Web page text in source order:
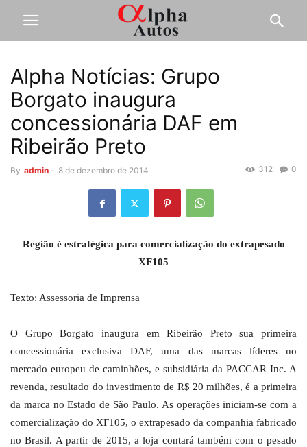
Alpha Notícias: Grupo
Borgato inaugura
concessionária DAF em
Ribeirão Preto
By admin - 8 de dezembro de 2014 0
312
Região é estratégica para comercialização do extrapesado
XF105
Texto: Assessoria de Imprensa
O Grupo Borgato inaugura em Ribeirão Preto sua primeira
concessionária exclusiva DAF, uma das marcas líderes no
mercado europeu de caminhões, e subsidiária da PACCAR Inc. A
revenda, resultado do investimento de R$ 20 milhões, é a primeira
da marca no Estado de São Paulo. As operações iniciam-se com a
comercialização do XF105, o extrapesado da companhia fabricado
no Brasil. A partir de 2015, a loja contará também com o pesado